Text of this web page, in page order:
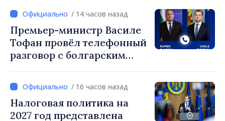
/ 14 часов назад
Премьер-министр Василе
Тофан провёл телефонный
разговор с болгарским
Радевым
/ 16 часов назад
Налоговая политика на
2027 год представлена